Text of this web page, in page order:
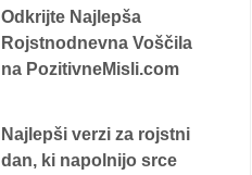
Odkrijte Najlepša
Rojstnodnevna Voščila
na PozitivneMisli.com
Najlepši verzi za rojstni
dan, ki napolnijo srce